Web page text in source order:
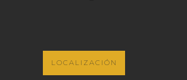
LOCALIZACIÓN